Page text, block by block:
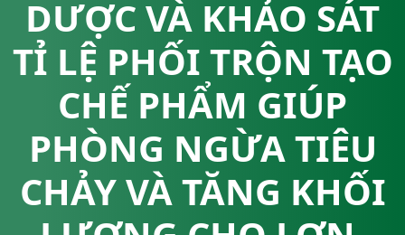
DƯỢC VÀ KHẢO SÁT
TỈ LỆ PHỐI TRỘN TẠO
CHẾ PHẨM GIÚP
PHÒNG NGỪA TIÊU
CHẢY VÀ TĂNG KHỐI